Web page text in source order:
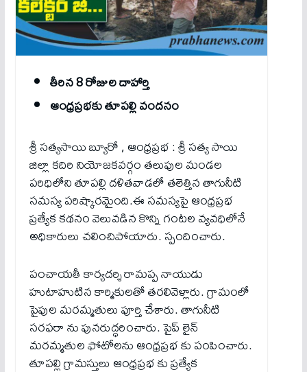
తీరిన 8 రోజుల దాహార్తి
ఆంధ్రప్రభకు తూపల్లి వందనం
శ్రీ సత్యసాయి బ్యూరో , ఆంధ్రప్రభ : శ్రీ సత్య సాయి
జిల్లా కదిరి నియోజకవర్గం తలుపుల మండల
పరిధిలోని తూపల్లి దళితవాడలో తలెత్తిన తాగునీటి
సమస్య పరిష్కారమైంది.ఈ సమస్యపై ఆంధ్రప్రభ
ప్రత్యేక కథనం వెలువడిన కొన్ని గంటల వ్యవధిలోనే
అధికారులు చలించిపోయారు. స్పందించారు.
పంచాయతీ కార్యదర్శి రామప్ప నాయుడు
హుటాహుటిన కార్మికులతో తరలివెళ్లారు. గ్రామంలో
పైపుల మరమ్మతులు పూర్తి చేశారు. తాగునీటి
సరఫరా ను పునరుద్ధరించారు. పైప్ లైన్
మరమ్మతుల ఫోటోలను ఆంధ్రప్రభ కు పంపించారు.
తూపల్లి గ్రామస్తులు ఆంధ్రప్రభ కు ప్రత్యేక